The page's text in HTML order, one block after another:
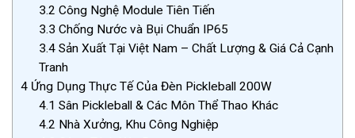
3.2 Công Nghệ Module Tiên Tiến
3.3 Chống Nước và Bụi Chuẩn IP65
3.4 Sản Xuất Tại Việt Nam – Chất Lượng & Giá Cả Cạnh
Tranh
4 Ứng Dụng Thực Tế Của Đèn Pickleball 200W
4.1 Sân Pickleball & Các Môn Thể Thao Khác
4.2 Nhà Xưởng, Khu Công Nghiệp